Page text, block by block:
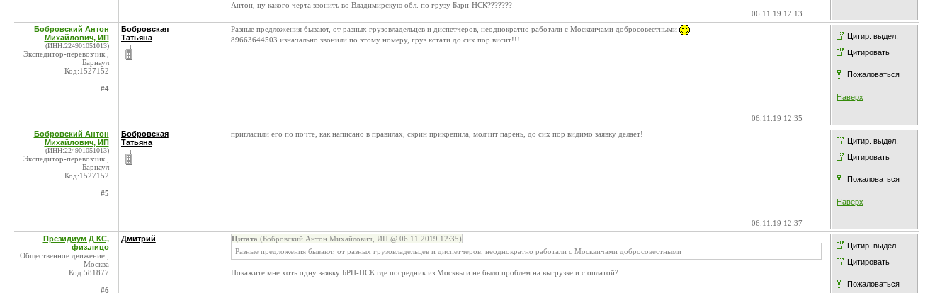
Антон, ну какого черта звонить во Владимирскую обл. по грузу Барн-НСК???????
06.11.19 12:13
Цитир. выдел.
Цитировать
Пожаловаться
Наверх
Бобровский Антон
Михайлович, ИП
(ИНН:224901051013)
Экспедитор-перевозчик ,
Барнаул
Код:1527152
#4
Бобровская
Татьяна
Разные предложения бывают, от разных грузовладельцев и диспетчеров, неоднократно работали с Москвичами добросовестными
89663644503 изначально звонили по этому номеру, груз кстати до сих пор висит!!!
06.11.19 12:35
Цитир. выдел.
Цитировать
Пожаловаться
Наверх
Бобровский Антон
Михайлович, ИП
(ИНН:224901051013)
Экспедитор-перевозчик ,
Барнаул
Код:1527152
#5
Бобровская
Татьяна
пригласили его по почте, как написано в правилах, скрин прикрепила, молчит парень, до сих пор видимо заявку делает!
06.11.19 12:37
Цитир. выдел.
Цитировать
Пожаловаться
Президиум Д КС,
физ.лицо
Общественное движение ,
Москва
Код:581877
#6
Дмитрий Цитата (Бобровский Антон Михайлович, ИП @ 06.11.2019 12:35)
Разные предложения бывают, от разных грузовладельцев и диспетчеров, неоднократно работали с Москвичами добросовестными
Покажите мне хоть одну заявку БРН-НСК где посредник из Москвы и не было проблем на выгрузке и с оплатой?